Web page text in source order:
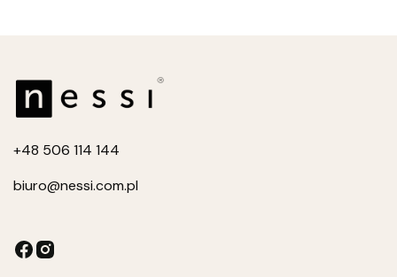
+48 506 114 144
biuro@nessi.com.pl